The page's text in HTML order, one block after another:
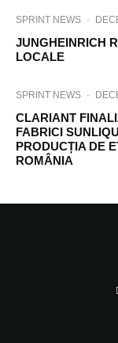
SPRINT NEWS ·
JUNGHEINRICH
LOCALE
SPRINT NEWS ·
CLARIANT
FABRICI
PRODUCȚIA DE
ROMÂNIA